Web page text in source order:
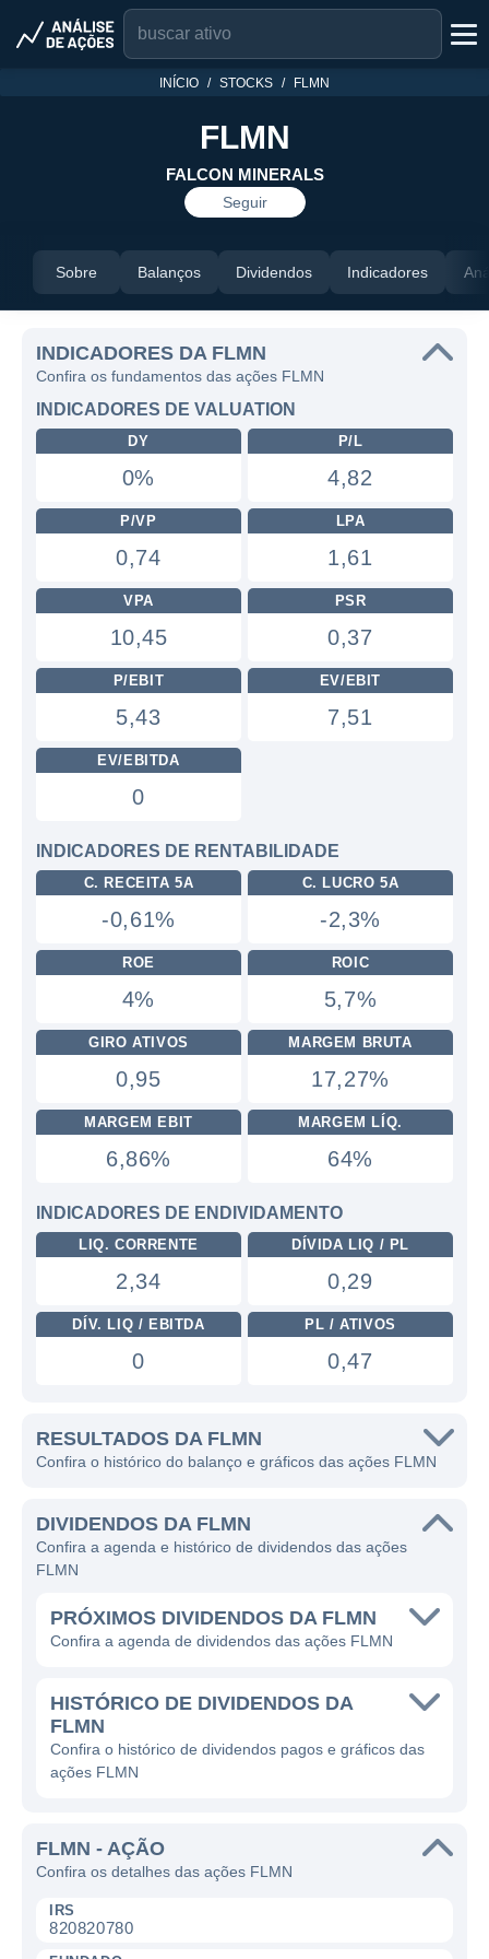
INÍCIO STOCKS FLMN
FLMN
FALCON MINERALS
Seguir
Sobre Balanços Dividendos Indicadores
INDICADORES DA FLMN
Confira os fundamentos das ações FLMN
INDICADORES DE VALUATION
DY
0%
P/L
4,82
P/VP
0,74
LPA
1,61
VPA
10,45
PSR
0,37
P/EBIT
5,43
EV/EBIT
7,51
EV/EBITDA
0
INDICADORES DE RENTABILIDADE
C. RECEITA 5A
-0,61%
C. LUCRO 5A
-2,3%
ROE
4%
ROIC
5,7%
GIRO ATIVOS
0,95
MARGEM BRUTA
17,27%
MARGEM EBIT
6,86%
MARGEM LÍQ.
64%
INDICADORES DE ENDIVIDAMENTO
LIQ. CORRENTE
2,34
DÍVIDA LIQ / PL
0,29
DÍV. LIQ / EBITDA
0
PL / ATIVOS
0,47
RESULTADOS DA FLMN
Confira o histórico do balanço e gráficos das ações FLMN
DIVIDENDOS DA FLMN
Confira a agenda e histórico de dividendos das ações
FLMN
PRÓXIMOS DIVIDENDOS DA FLMN
Confira a agenda de dividendos das ações FLMN
HISTÓRICO DE DIVIDENDOS DA
FLMN
Confira o histórico de dividendos pagos e gráficos das
ações FLMN
FLMN - AÇÃO
Confira os detalhes das ações FLMN
IRS
820820780